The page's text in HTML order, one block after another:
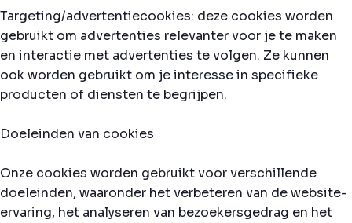
Targeting/advertentiecookies: deze cookies worden
gebruikt om advertenties relevanter voor je te maken
en interactie met advertenties te volgen. Ze kunnen
ook worden gebruikt om je interesse in specifieke
producten of diensten te begrijpen.
Doeleinden van cookies
Onze cookies worden gebruikt voor verschillende
doeleinden, waaronder het verbeteren van de website-
ervaring, het analyseren van bezoekersgedrag en het